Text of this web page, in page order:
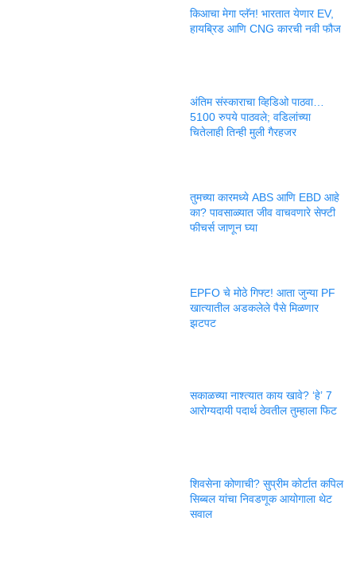
किआचा मेगा प्लॅन! भारतात येणार EV,
हायब्रिड आणि CNG कारची नवी फौज
अंतिम संस्काराचा व्हिडिओ पाठवा…
5100 रुपये पाठवले; वडिलांच्या
चितेलाही तिन्ही मुली गैरहजर
तुमच्या कारमध्ये ABS आणि EBD आहे
का? पावसाळ्यात जीव वाचवणारे सेफ्टी
फीचर्स जाणून घ्या
EPFO चे मोठे गिफ्ट! आता जुन्या PF
खात्यातील अडकलेले पैसे मिळणार
झटपट
सकाळच्या नाश्त्यात काय खावे? ‘हे’ 7
आरोग्यदायी पदार्थ ठेवतील तुम्हाला फिट
शिवसेना कोणाची? सुप्रीम कोर्टात कपिल
सिब्बल यांचा निवडणूक आयोगाला थेट
सवाल